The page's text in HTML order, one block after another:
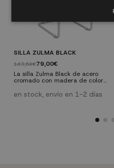
SILLA ZULMA BLACK
143,64€79,00€
La silla Zulma Black de acero
cromado con madera de color
que fue creada hace ya muchos
años con técnicas de
tubular manipulada de forma
en stock, envío en 1-2 días